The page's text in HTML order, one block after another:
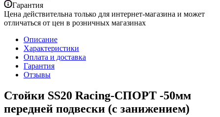
Гарантия
Цена действительна только для интернет-магазина и может
отличаться от цен в розничных магазинах
Описание
Характеристики
Оплата и доставка
Гарантия
Отзывы
Стойки SS20 Racing-СПОРТ -50мм
передней подвески (с занижением)